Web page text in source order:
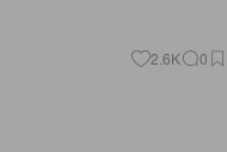
2.6K 0